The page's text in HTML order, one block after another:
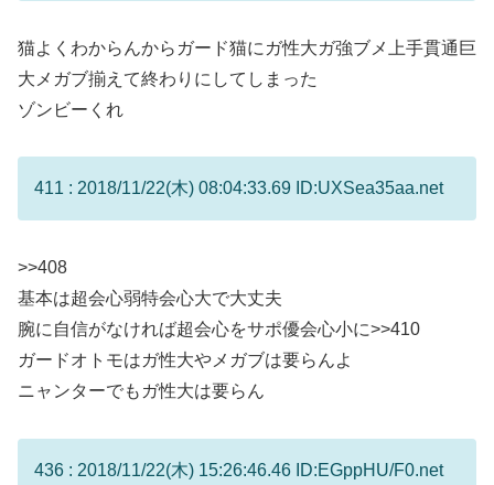
猫よくわからんからガード猫にガ性大ガ強ブメ上手貫通巨
大メガブ揃えて終わりにしてしまった
ゾンビーくれ
411 : 2018/11/22(木) 08:04:33.69 ID:UXSea35aa.net
>>408
基本は超会心弱特会心大で大丈夫
腕に自信がなければ超会心をサポ優会心小に>>410
ガードオトモはガ性大やメガブは要らんよ
ニャンターでもガ性大は要らん
436 : 2018/11/22(木) 15:26:46.46 ID:EGppHU/F0.net